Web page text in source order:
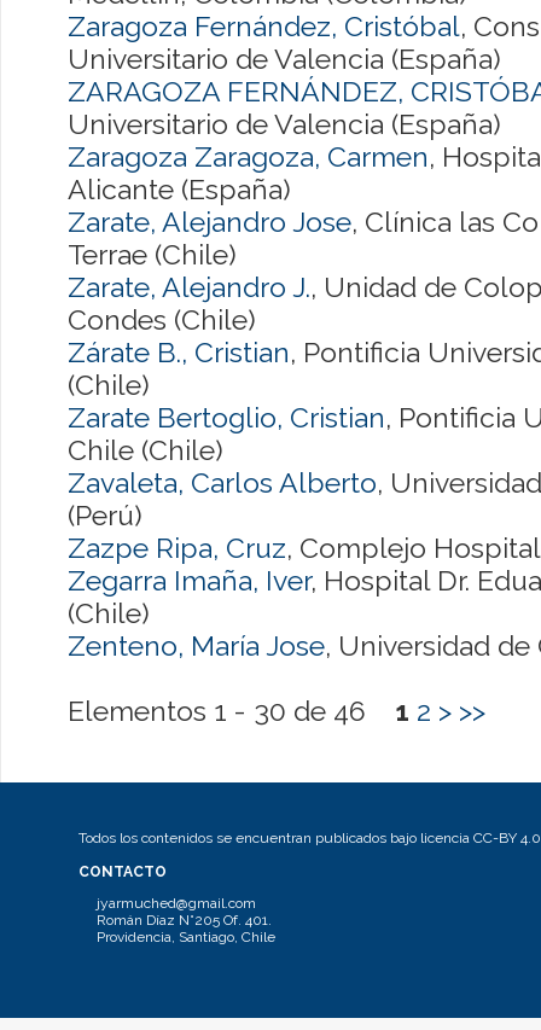
Zaragoza Fernández, Cristóbal,
Universitario de Valencia (España)
ZARAGOZA FERNÁNDEZ,
Universitario de Valencia (España)
Zaragoza Zaragoza, Carmen,
Alicante (España)
Zarate, Alejandro Jose, Clínica las
Terrae (Chile)
Zarate, Alejandro J., Unidad de
Condes (Chile)
Zárate B., Cristian, Pontificia
(Chile)
Zarate Bertoglio, Cristian, Pontificia
Chile (Chile)
Zavaleta, Carlos Alberto,
(Perú)
Zazpe Ripa, Cruz, Complejo
Zegarra Imaña, Iver, Hospital Dr.
(Chile)
Zenteno, María Jose, Universidad de
Elementos 1 - 30 de 46 1 2 > >>
Todos los contenidos se encuentran publicados bajo licencia CC-BY 4.0
CONTACTO
jyarmuched@gmail.com
Román Díaz N°205 Of. 401.
Providencia, Santiago, Chile